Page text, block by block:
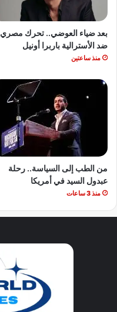
بعد ضياء العوضي.. تحرك مصري
ضد الأسترالية باربرا أونيل
منذ ساعتين
من الطب إلى السياسة.. رحلة
عبدول السيد في أمريكا
منذ 3 ساعات